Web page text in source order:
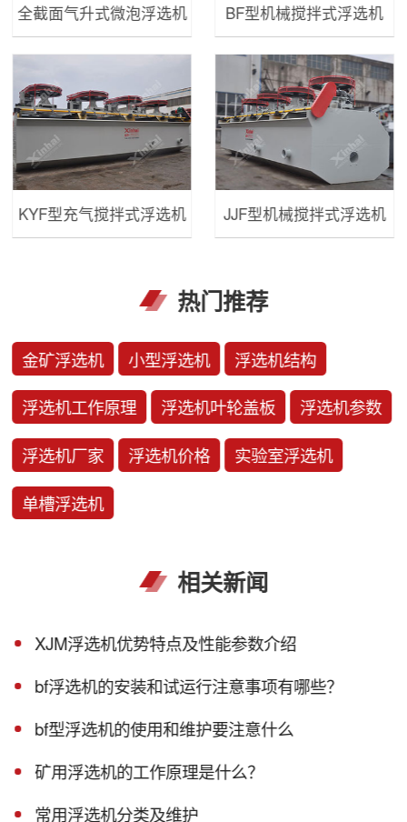
全截面气升式微泡浮选机 BF型机械搅拌式浮选机
KYF型充气搅拌式浮选机 JJF型机械搅拌式浮选机
热门推荐
金矿浮选机 小型浮选机 浮选机结构
浮选机工作原理 浮选机叶轮盖板 浮选机参数
浮选机厂家 浮选机价格 实验室浮选机
单槽浮选机
相关新闻
XJM浮选机优势特点及性能参数介绍
bf浮选机的安装和试运行注意事项有哪些？
bf型浮选机的使用和维护要注意什么
矿用浮选机的工作原理是什么？
常用浮选机分类及维护